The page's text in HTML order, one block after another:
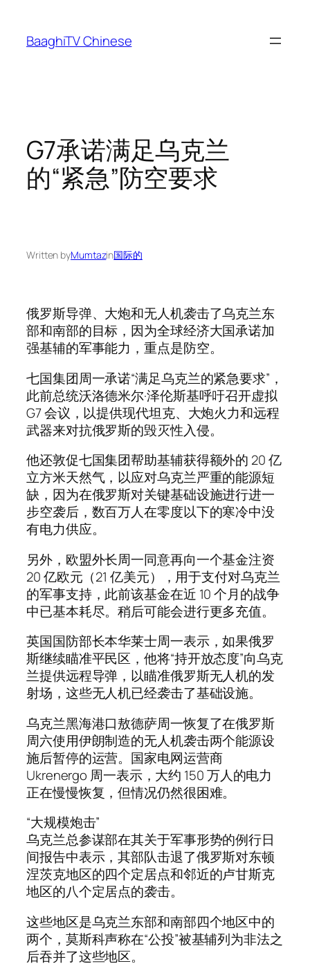
content
BaaghiTV Chinese
G7承诺满足乌克兰
的“紧急”防空要求
Written byMumtazin国际的
俄罗斯导弹、大炮和无人机袭击了乌克兰东
部和南部的目标，因为全球经济大国承诺加
强基辅的军事能力，重点是防空。
七国集团周一承诺“满足乌克兰的紧急要求”，
此前总统沃洛德米尔·泽伦斯基呼吁召开虚拟
G7 会议，以提供现代坦克、大炮火力和远程
武器来对抗俄罗斯的毁灭性入侵。
他还敦促七国集团帮助基辅获得额外的 20 亿
立方米天然气，以应对乌克兰严重的能源短
缺，因为在俄罗斯对关键基础设施进行进一
步空袭后，数百万人在零度以下的寒冷中没
有电力供应。
另外，欧盟外长周一同意再向一个基金注资
20 亿欧元（21 亿美元），用于支付对乌克兰
的军事支持，此前该基金在近 10 个月的战争
中已基本耗尽。稍后可能会进行更多充值。
英国国防部长本华莱士周一表示，如果俄罗
斯继续瞄准平民区，他将“持开放态度”向乌克
兰提供远程导弹，以瞄准俄罗斯无人机的发
射场，这些无人机已经袭击了基础设施。
乌克兰黑海港口敖德萨周一恢复了在俄罗斯
周六使用伊朗制造的无人机袭击两个能源设
施后暂停的运营。国家电网运营商
Ukrenergo 周一表示，大约 150 万人的电力
正在慢慢恢复，但情况仍然很困难。
“大规模炮击”
乌克兰总参谋部在其关于军事形势的例行日
间报告中表示，其部队击退了俄罗斯对东顿
涅茨克地区的四个定居点和邻近的卢甘斯克
地区的八个定居点的袭击。
这些地区是乌克兰东部和南部四个地区中的
两个，莫斯科声称在“公投”被基辅列为非法之
后吞并了这些地区。